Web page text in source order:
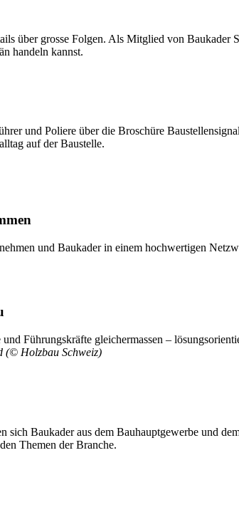
über grosse Folgen. Als Mitglied von Baukader
handeln kannst.
und Poliere über die Broschüre
auf der Baustelle.
und Baukader in einem hochwertigen
Führungskräfte gleichermassen –
(© Holzbau Schweiz)
sich Baukader aus dem Bauhauptgewerbe und
Themen der Branche.